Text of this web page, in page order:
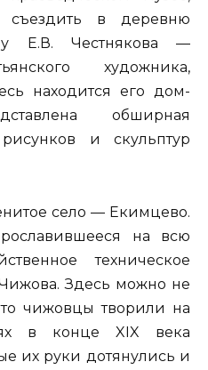
съездить в деревню
Е.В. Честнякова —
художника,
находится его дом-
обширная
и скульптур
село — Екимцево.
на всю
техническое
Здесь можно не
чижовцы творили на
в конце XIX века
их руки дотянулись и